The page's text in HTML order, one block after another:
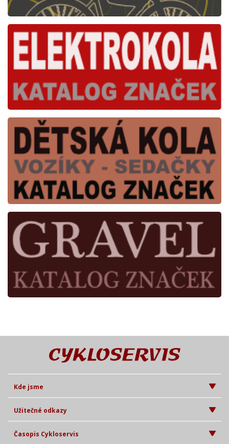
Kde jsme
Užitečné odkazy
Časopis Cykloservis